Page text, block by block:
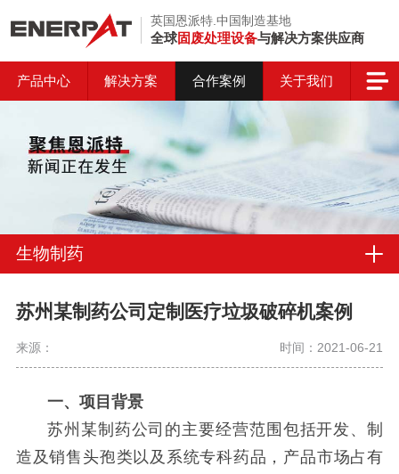
英国恩派特.中国制造基地
全球固废处理设备与解决方案供应商
产品中心 解决方案 合作案例 关于我们
生物制药
苏州某制药公司定制医疗垃圾破碎机案例
来源： 时间：2021-06-21
一、项目背景
苏州某制药公司的主要经营范围包括开发、制
造及销售头孢类以及系统专科药品，产品市场占有